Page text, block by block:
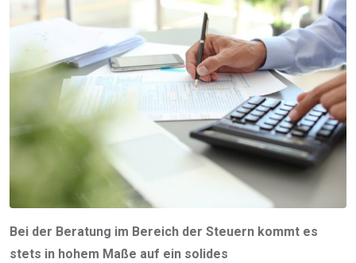
Bei der Beratung im Bereich der Steuern kommt es
stets in hohem Maße auf ein solides